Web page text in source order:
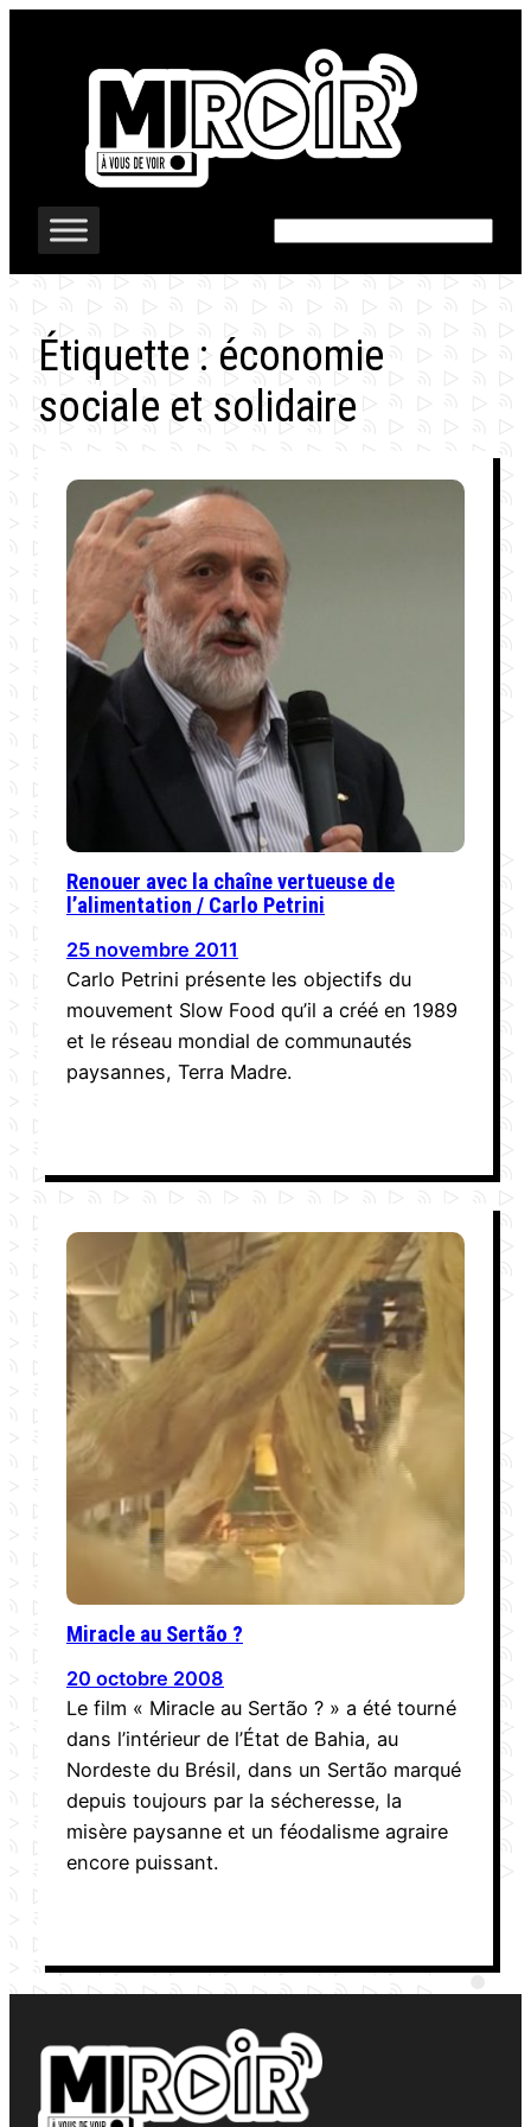
Étiquette : économie
sociale et solidaire
Renouer avec la chaîne vertueuse de
l’alimentation / Carlo Petrini
25 novembre 2011
Carlo Petrini présente les objectifs du
mouvement Slow Food qu’il a créé en 1989
et le réseau mondial de communautés
paysannes, Terra Madre.
Miracle au Sertão ?
20 octobre 2008
Le film « Miracle au Sertão ? » a été tourné
dans l’intérieur de l’État de Bahia, au
Nordeste du Brésil, dans un Sertão marqué
depuis toujours par la sécheresse, la
misère paysanne et un féodalisme agraire
encore puissant.